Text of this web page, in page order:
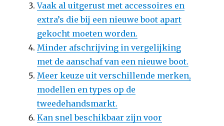
Vaak al uitgerust met accessoires en
extra’s die bij een nieuwe boot apart
gekocht moeten worden.
Minder afschrijving in vergelijking
met de aanschaf van een nieuwe boot.
Meer keuze uit verschillende merken,
modellen en types op de
tweedehandsmarkt.
Kan snel beschikbaar zijn voor